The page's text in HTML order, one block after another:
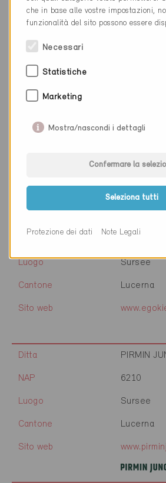
Sito web
Ditta
NAP
Luogo
Luogo Sursee
Cantone Lucerna
Sito web
Ditta PIRMIN
NAP 6210
Luogo Sursee
Cantone Lucerna
Sito web
che in base alle vostre impostazioni,
funzionalità del sito possono essere
Necessari
Statistiche
Marketing
Mostra/nascondi i dettagli
Confermare la
Seleziona tutti
Protezione dei dati Note Legali